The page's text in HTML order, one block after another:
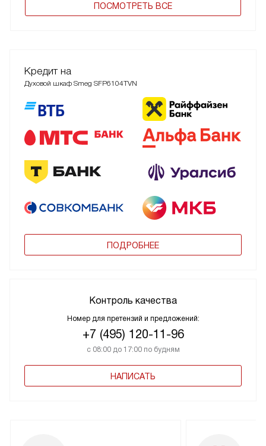
ПОCМОТРЕТЬ ВСЕ
Кредит на
Духовой шкаф Smeg SFP6104TVN
ПОДРОБНЕЕ
Контроль качества
Номер для претензий и предложений:
+7 (495) 120-11-96
с 08:00 до 17:00 по будням
НАПИСАТЬ